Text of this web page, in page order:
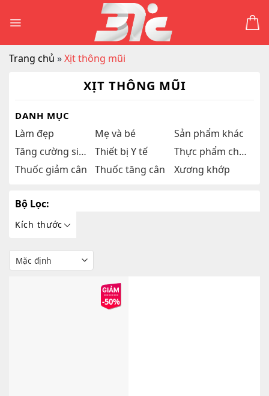
Trang chủ »Xịt thông mũi
XỊT THÔNG MŨI
DANH MỤC
Làm đẹp Mẹ và bé
Sản phẩm khác
Tăng cường sinh lý
Thiết bị Y tế
Thực phẩm chức năng
Thuốc giảm cân
Thuốc tăng cân Xương khớp
Bộ Lọc:
Kích thước
-50%